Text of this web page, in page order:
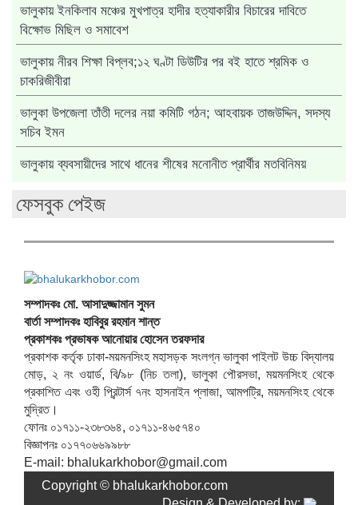
ভালুকায় ইনকিলাব মঞ্চের মুখপাত্র হাদীর হত্যাকারীর বিচারের দাবিতে
বিক্ষোভ মিছিল ও সমাবেশ
ভালুকায় নীরব শিক্ষা বিপ্লব;১২ ঘণ্টা ডিউটির পর বই হাতে শ্রমিক ও
চাকরিজীবীরা
ভালুকা উপজেলা তাঁতী দলের নয়া কমিটি গঠন; আহবায়ক তাজউদ্দিন, সদস্য
সচিব ইমন
ভালুকায় ব্যবসায়ীদের সাথে ধানের শীষের মনোনীত প্রার্থীর মতবিনিময়
ফেসবুক পেইজ
সম্পাদকঃ মো. আসাদুজ্জামান সুমন
বার্তা সম্পাদকঃ হাবিবুর রহমান শান্ত
প্রকাশকঃ প্রভাষক আনোয়ার হোসেন তরফদার
প্রকাশক কর্তৃক ঢাকা-ময়মনসিংহ মহাসড়ক সংলগ্ন ভালুকা পাইলট উচ্চ বিদ্যালয়
মোড়, ২ নং ওয়ার্ড, বি/৯৮ (নিচ তলা), ভালুকা পৌরসভা, ময়মনসিংহ থেকে
প্রকাশিত এবং ওহী প্রিন্টার্স ৭নং হাসনাইন প্লাজা, আমপট্রি, ময়মনসিংহ থেকে
মুদ্রিত।
ফোনঃ ০১৭১১-২৩৮৩৬৪, ০১৭১১-৪৬৫৭৪০
বিজ্ঞাপনঃ ০১৭৭০৬৬৯৯৮৮
E-mail: bhalukarkhobor@gmail.com
Copyright © bhalukarkhobor.com